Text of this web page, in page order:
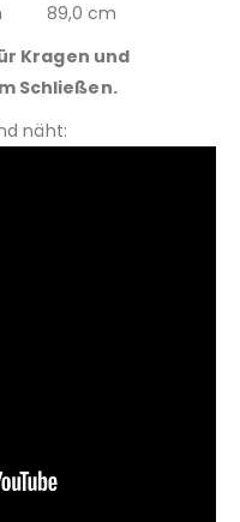
89,0 cm
Kragen und
Schließen.
näht: